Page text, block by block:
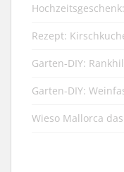
Rezept:
Garten-DIY:
Garten-DIY:
Wieso Mallorca